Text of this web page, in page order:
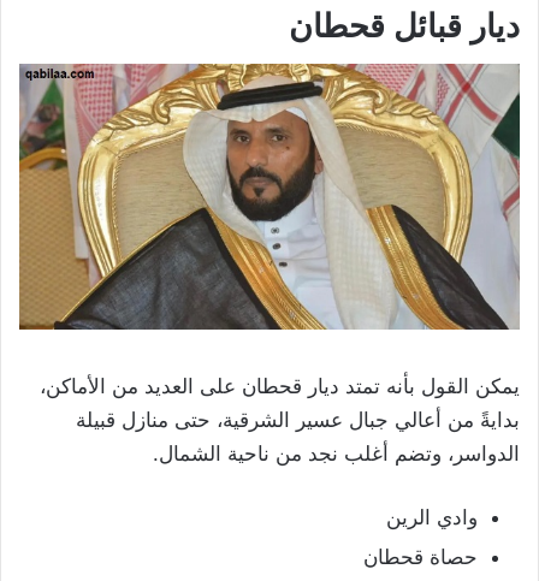
ديار قبائل قحطان
يمكن القول بأنه تمتد ديار قحطان على العديد من الأماكن،
بدايةً من أعالي جبال عسير الشرقية، حتى منازل قبيلة
الدواسر، وتضم أغلب نجد من ناحية الشمال.
وادي الرين‌
حصاة قحطان